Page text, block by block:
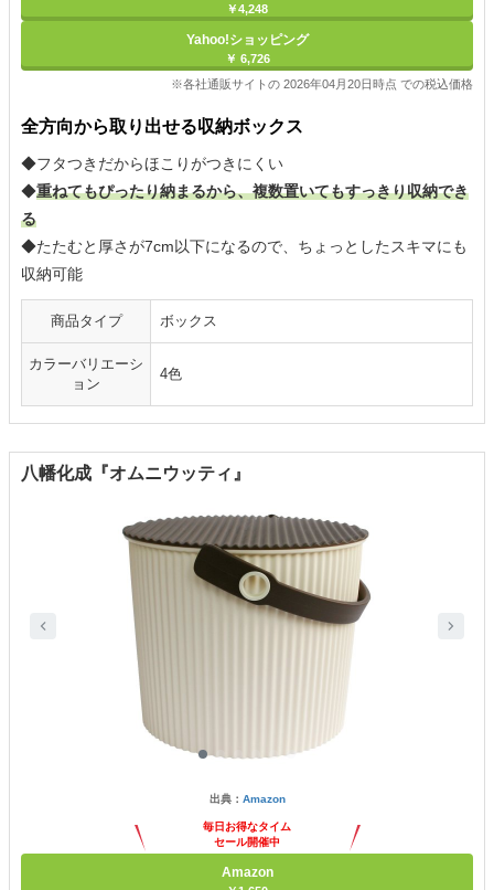
￥4,248
Yahoo!ショッピング
￥ 6,726
※各社通販サイトの 2026年04月20日時点 での税込価格
全方向から取り出せる収納ボックス
◆フタつきだからほこりがつきにくい
◆重ねてもぴったり納まるから、複数置いてもすっきり収納でき
る
◆たたむと厚さが7cm以下になるので、ちょっとしたスキマにも
収納可能
商品タイプ ボックス
カラーバリエーシ
ョン
4色
八幡化成『オムニウッティ』
出典： Amazon
毎日お得なタイム
セール開催中
Amazon